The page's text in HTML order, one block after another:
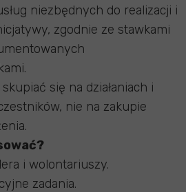
niezbędnych do realizacji i
zgodnie ze stawkami
się na działaniach i
nie na zakupie
i wolontariuszy.
zadania.